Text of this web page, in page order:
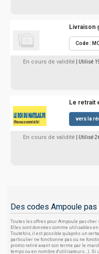
Livraison
Code :
En cours de validité | Utilisé
Le retrait
vers la
En cours de validité | Utilisé
Des codes Ampoule
Toutes les offres pour Ampoule pas
Elles sont données comme utilisables en
Toutefois, il est possible qu'après un
particulier ne fonctionne pas ou ne
promo retiré avant son terme par le
temps ou en nombre d'utilisateurs...). Si